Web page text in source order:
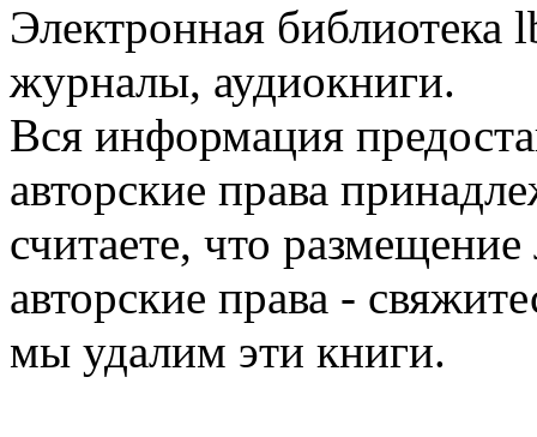
Электронная библиотека
журналы, аудиокниги.
Вся информация
авторские права
считаете, что
авторские права -
мы удалим эти книги.